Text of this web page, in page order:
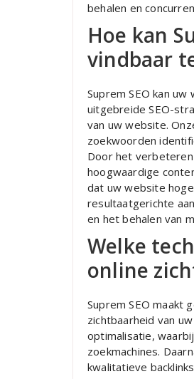
behalen en
Hoe kan
vindbaar
Suprem SEO kan
uitgebreide SEO-
van uw website.
zoekwoorden
Door het
hoogwaardige
dat uw website
resultaatgerichte
en het behalen van
Welke
online
Suprem SEO maakt
zichtbaarheid van
optimalisatie,
zoekmachines.
kwalitatieve